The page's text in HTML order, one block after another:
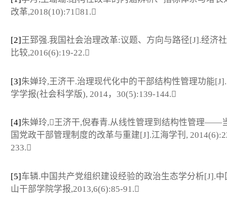
改革,2018(10):7181.
[2] 王郅强.我国社会治理改革:议题、方向与路径[J].经济
比较,2016(6):19-22.
[3]朱婵玲,王济干.治理现代化中的干部结构性管理功能
学学报(社会科学版), 2014，30(5):139-144.
[4]朱婵玲,王济干,倪春青.从线性管理到结构性管理——
国党政干部管理制度的改革与重建[J].江海学刊,
233.
[5]车辚.中国共产党组织建设经验的政治生态学分析[J].中
山干部学院学报,2013,6(6):85-91.